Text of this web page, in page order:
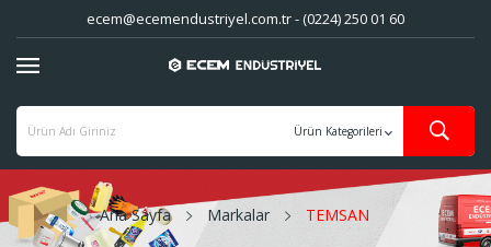
ecem@ecemendustriyel.com.tr - (0224) 250 01 60
Ana Sayfa Markalar TEMSAN